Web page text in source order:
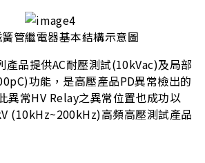
管繼電器基本結構示意圖
品提供AC耐壓測試(10kVac)及局部
功能，是高壓產品PD異常檢出的
異常HV Relay之異常位置也成功以
(10kHz~200kHz)高頻高壓測試產品